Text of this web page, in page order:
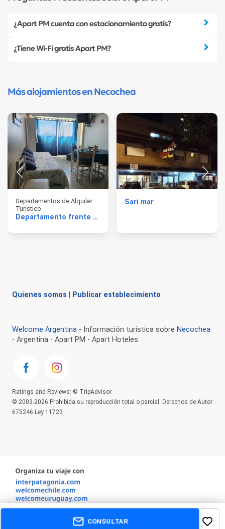
¿Apart PM cuenta con estacionamiento gratis?
¿Tiene Wi-Fi gratis Apart PM?
Más alojamientos en Necochea
Departamentos de Alquiler
Turístico
Departamento frente al mar
Sari mar
CONSULTAR
Quienes somos Publicar establecimiento
Welcome Argentina - Información turística sobre Necochea
- Argentina - Apart PM - Apart Hoteles
Ratings and Reviews: © TripAdvisor
© 2003-2026 Prohibida su reproducción total o parcial. Derechos de Autor
675246 Ley 11723